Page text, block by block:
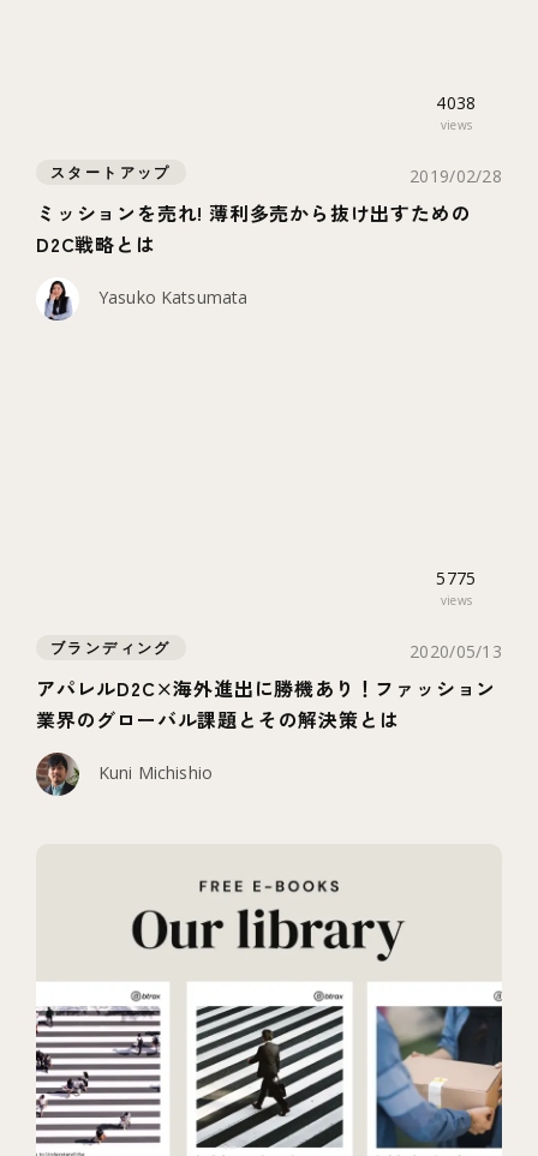
4038
views
スタートアップ 2019/02/28
ミッションを売れ! 薄利多売から抜け出すための
D2C戦略とは
Yasuko Katsumata
5775
views
ブランディング 2020/05/13
アパレルD2C×海外進出に勝機あり！ファッション
業界のグローバル課題とその解決策とは
Kuni Michishio